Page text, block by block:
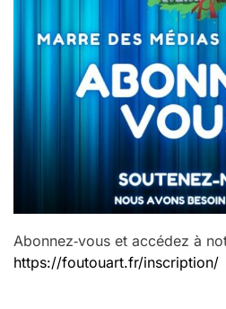
Abonnez‑vous et accédez à
https://foutouart.fr/inscription/